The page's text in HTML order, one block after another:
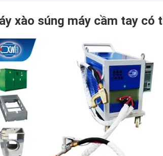
xào súng máy cầm tay có